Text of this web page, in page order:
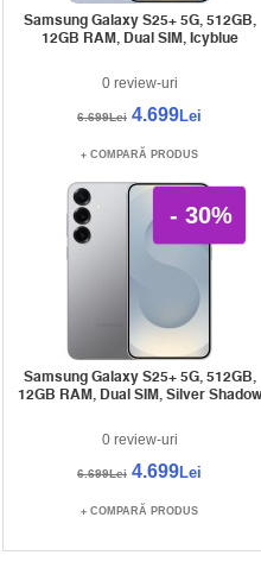
Samsung Galaxy S25+ 5G, 512GB,
12GB RAM, Dual SIM, Icyblue
0 review-uri
6.699Lei 4.699Lei
COMPARĂ PRODUS
- 30%
Samsung Galaxy S25+ 5G, 512GB,
12GB RAM, Dual SIM, Silver Shadow
0 review-uri
6.699Lei 4.699Lei
COMPARĂ PRODUS